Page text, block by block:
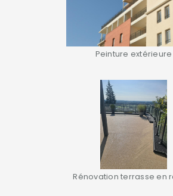
Peinture extérieure
Rénovation terrasse en